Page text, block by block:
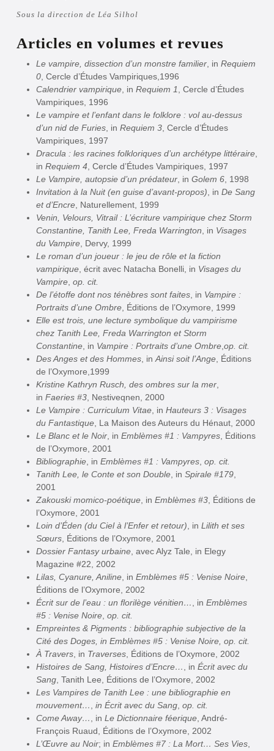
Sous la direction de Léa Silhol
Articles en volumes et revues
Le vampire, dissection d’un monstre familier , in Requiem
0 , Cercle d’Études Vampiriques,1996
Calendrier vampirique , in Requiem 1
, Cercle d’Études
Vampiriques, 1996
Le vampire et l’enfant dans le folklore : vol au-dessus
d’un nid de Furies , in Requiem 3 , Cercle d’Études
Vampiriques, 1997
Dracula : les racines folkloriques d’un archétype littéraire
in Requiem 4 , Cercle d’Études Vampiriques, 1997
Le Vampire, autopsie d’un prédateur , in Golem 6 , 1998
Invitation à la Nuit (en guise d’avant-propos) , in De Sang
et d’Encre , Naturellement, 1999
Venin, Velours, Vitrail : L’écriture vampirique chez Storm
Constantine, Tanith Lee, Freda Warrington , in Visages
du Vampire , Dervy, 1999
Le roman d’un joueur : le jeu de rôle et la fiction
vampirique , écrit avec Natacha Bonelli, in Visages du
Vampire op. cit.
De l’étoffe dont nos ténèbres sont faites , in Vampire :
Portraits d’une Ombre , Éditions de l’Oxymore, 1999
Elle est trois, une lecture symbolique du vampirisme
chez Tanith Lee, Freda Warrington et Storm
Constantine , in Vampire : Portraits d’une Ombre op. cit.
Des Anges et des Hommes , in Ainsi soit l’Ange , Éditions
de l’Oxymore,1999
Kristine Kathryn Rusch, des ombres sur la mer
in Faeries #3 , Nestiveqnen, 2000
Le Vampire : Curriculum Vitae , in Hauteurs 3 : Visages
du Fantastique , La Maison des Auteurs du Hénaut, 2000
Le Blanc et le Noir , in Emblèmes #1 : Vampyres , Éditions
de l’Oxymore, 2001
Bibliographie , in Emblèmes #1 : Vampyres op. cit.
Tanith Lee, le Conte et son Double , in Spirale #179
2001
Zakouski momico-poétique , in Emblèmes #3 , Éditions de
l’Oxymore, 2001
Loin d’Éden (du Ciel à l’Enfer et retour) , in Lilith et ses
Sœurs , Éditions de l’Oxymore, 2001
Dossier Fantasy urbaine , avec Alyz Tale, in Elegy
Magazine #22, 2002
Lilas, Cyanure, Aniline , in Emblèmes #5 : Venise Noire
Éditions de l’Oxymore, 2002
Écrit sur de l’eau : un florilège vénitien…
, in Emblèmes
#5 : Venise Noire op. cit.
Empreintes & Pigments : bibliographie subjective de la
Cité des Doges, in Emblèmes #5 : Venise Noire, op. cit.
À Travers , in Traverses , Éditions de l’Oxymore, 2002
Histoires de Sang, Histoires d’Encre…
, in Écrit avec du
Sang , Tanith Lee, Éditions de l’Oxymore, 2002
Les Vampires de Tanith Lee : une bibliographie en
mouvement…
in Écrit avec du Sang op. cit.
Come Away…
, in Le Dictionnaire féerique , André-
François Ruaud, Éditions de l’Oxymore, 2002
L’Œuvre au Noir; in Emblèmes #7 : La Mort… Ses Vies